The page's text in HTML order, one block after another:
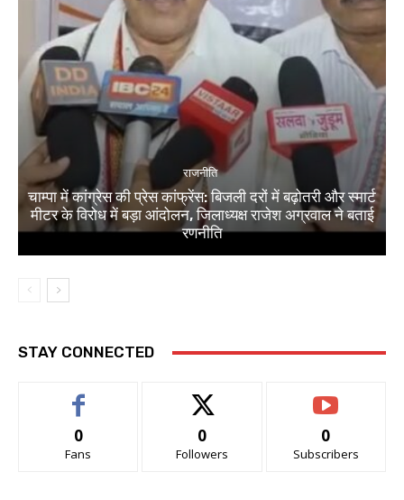
राजनीति
चाम्पा में कांग्रेस की प्रेस कांफ्रेंस: बिजली दरों में बढ़ोतरी और स्मार्ट
मीटर के विरोध में बड़ा आंदोलन, जिलाध्यक्ष राजेश अग्रवाल ने बताई
रणनीति
STAY CONNECTED
0
Fans
0
Followers
0
Subscribers